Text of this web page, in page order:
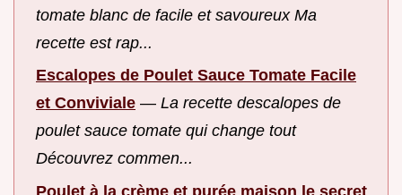
tomate blanc de facile et savoureux Ma
recette est rap...
Escalopes de Poulet Sauce Tomate Facile
et Conviviale — La recette descalopes de
poulet sauce tomate qui change tout
Découvrez commen...